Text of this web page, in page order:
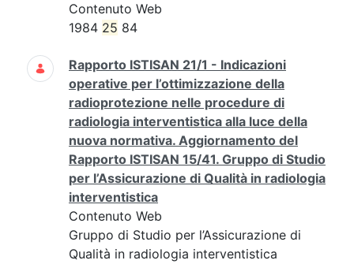
Contenuto Web
1984 25 84
Rapporto ISTISAN 21/1 - Indicazioni
operative per l’ottimizzazione della
radioprotezione nelle procedure di
radiologia interventistica alla luce della
nuova normativa. Aggiornamento del
Rapporto ISTISAN 15/41. Gruppo di Studio
per l’Assicurazione di Qualità in radiologia
interventistica
Contenuto Web
Gruppo di Studio per l’Assicurazione di
Qualità in radiologia interventistica